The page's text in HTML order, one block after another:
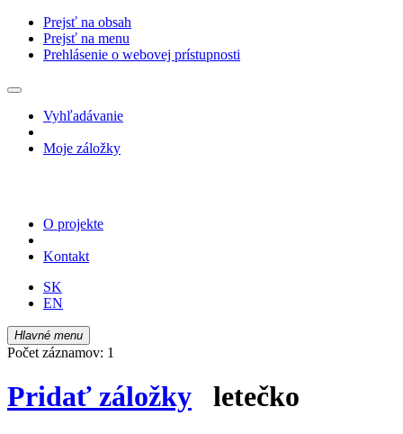
Prejsť na obsah
Prejsť na menu
Prehlásenie o webovej prístupnosti
Vyhľadávanie
Moje záložky
O projekte
Kontakt
SK
EN
Hlavné menu
Počet záznamov: 1
Pridať záložky letečko